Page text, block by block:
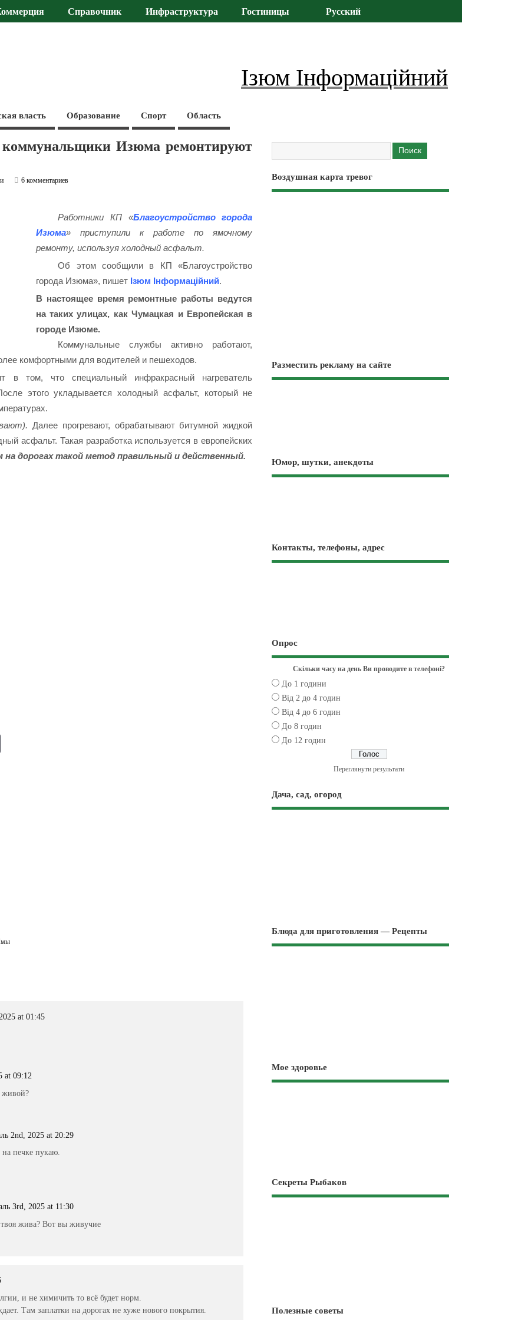
Справочник Инфраструктура Гостиницы Русский
Ізюм Інформаційний
власть Образование Спорт Область
коммунальщики Изюма ремонтируют
6 комментариев
Работники КП «Благоустройство города
Изюма» приступили к работе по ямочному
ремонту, используя холодный асфальт.
Об этом сообщили в КП «Благоустройство
города Изюма», пишет Ізюм Інформаційний.
В настоящее время ремонтные работы ведутся
на таких улицах, как Чумацкая и Европейская в
городе Изюме.
Коммунальные службы активно работают,
комфортными для водителей и пешеходов.
в том, что специальный инфракрасный нагреватель
этого укладывается холодный асфальт, который не
Далее прогревают, обрабатывают битумной жидкой
асфальт. Такая разработка используется в европейских
на дорогах такой метод правильный и действенный.
at 01:45
at 09:12
живой?
2nd, 2025 at 20:29
печке пукаю.
3rd, 2025 at 11:30
жива? Вот вы живучие
и не химичить то всё будет норм.
Там заплатки на дорогах не хуже нового покрытия.
Воздушная карта тревог
Разместить рекламу на сайте
Юмор, шутки, анекдоты
Контакты, телефоны, адрес
Опрос
Скільки часу на день Ви проводите в телефоні?
До 1 години
Від 2 до 4 годин
Від 4 до 6 годин
До 8 годин
До 12 годин
Переглянути результати
Дача, сад, огород
Блюда для приготовления — Рецепты
Мое здоровье
Секреты Рыбаков
Полезные советы